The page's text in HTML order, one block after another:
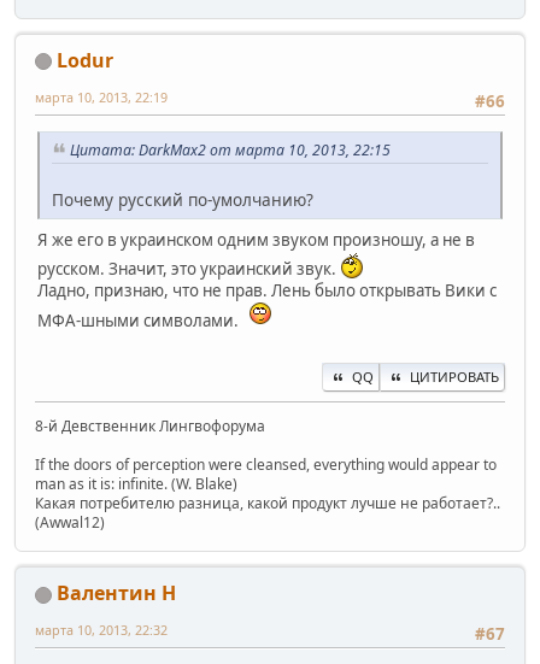
Lodur
#66
марта 10, 2013, 22:19
Цитата: DarkMax2 от марта 10, 2013, 22:15
Почему русский по-умолчанию?
Я же его в украинском одним звуком произношу, а не в
русском. Значит, это украинский звук.
Ладно, признаю, что не прав. Лень было открывать Вики с
МФА-шными символами.
QQ ЦИТИРОВАТЬ
8-й Девственник Лингвофорума
If the doors of perception were cleansed, everything would appear to
man as it is: infinite. (W. Blake)
Какая потребителю разница, какой продукт лучше не работает?..
(Awwal12)
Валентин Н
#67
марта 10, 2013, 22:32